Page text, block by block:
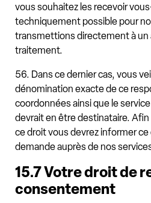
vous souhaitez les recevoir
techniquement possible pour
transmettions directement à un
traitement.
56. Dans ce dernier cas, vous
dénomination exacte de ce
coordonnées ainsi que le
devrait en être destinataire. Afin
ce droit vous devrez informer
demande auprès de nos
15.7 Votre droit de
consentement